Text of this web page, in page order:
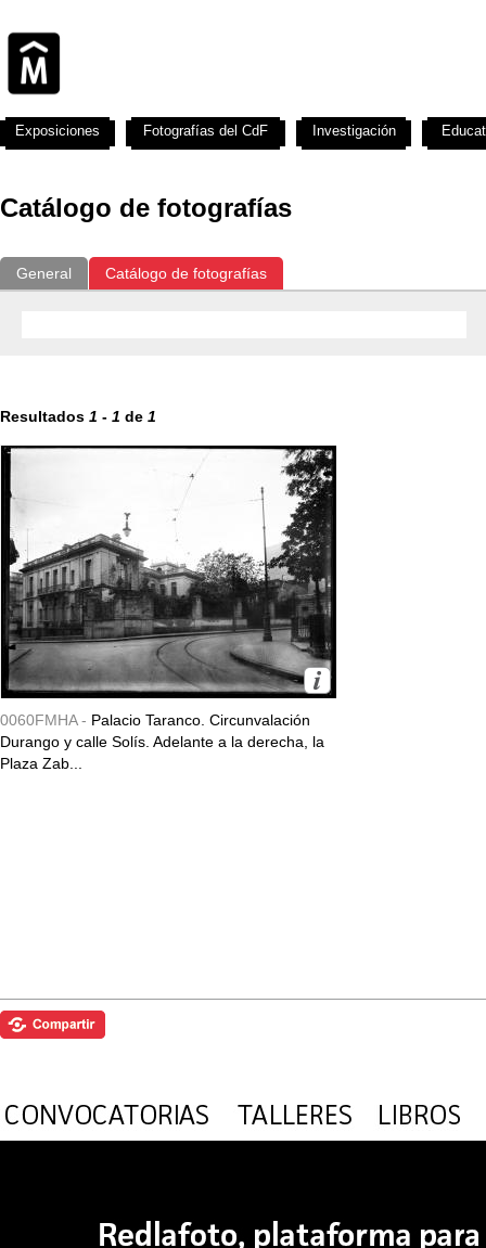
Catálogo de fotografías
General Catálogo de fotografías
Resultados 1 - 1 de 1
0060FMHA - Palacio Taranco. Circunvalación
Durango y calle Solís. Adelante a la derecha, la
Plaza Zab...
Exposiciones Fotografías del CdF Investigación